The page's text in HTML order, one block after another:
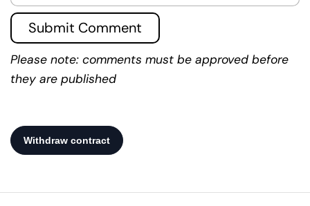
Submit Comment
Please note: comments must be approved before
they are published